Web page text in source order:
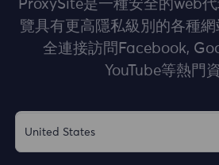
ProxySite是一種安全的web
覽具有更高隱私級別的各種
全連接訪問Facebook,
YouTube等熱門
United States